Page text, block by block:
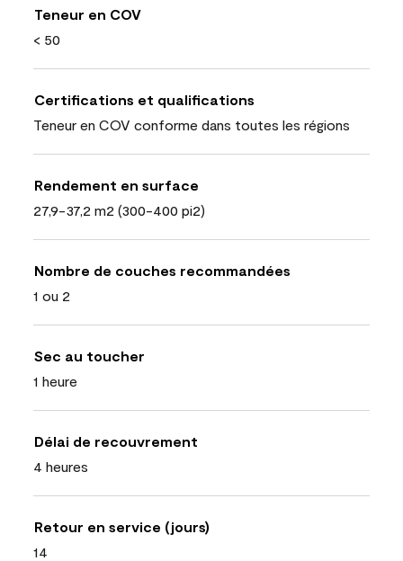
Teneur en COV
< 50
Certifications et qualifications
Teneur en COV conforme dans toutes les régions
Rendement en surface
27,9-37,2 m2 (300-400 pi2)
Nombre de couches recommandées
1 ou 2
Sec au toucher
1 heure
Délai de recouvrement
4 heures
Retour en service (jours)
14